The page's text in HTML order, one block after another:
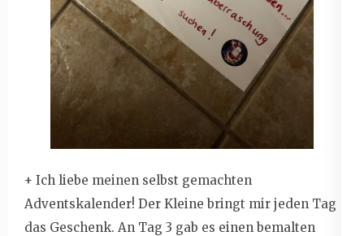
+ Ich liebe meinen selbst gemachten
Adventskalender! Der Kleine bringt mir jeden Tag
das Geschenk. An Tag 3 gab es einen bemalten